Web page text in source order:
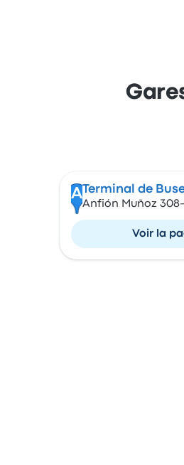
A Terminal de
Anfión Muñoz
Voir la